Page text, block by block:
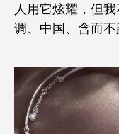
人用它炫耀，但
调、中国、含而不